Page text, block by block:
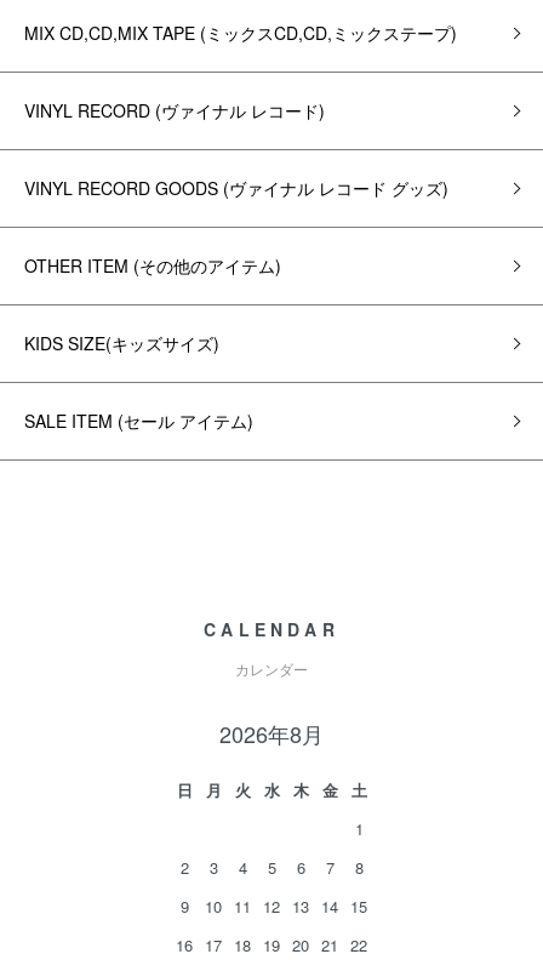
MIX CD,CD,MIX TAPE (ミックスCD,CD,ミックステープ)
VINYL RECORD (ヴァイナル レコード)
VINYL RECORD GOODS (ヴァイナル レコード グッズ)
OTHER ITEM (その他のアイテム)
KIDS SIZE(キッズサイズ)
SALE ITEM (セール アイテム)
CALENDAR
カレンダー
2026年8月
日 月 火 水 木 金
土
1
2
3 4 5 6 7
8
9
10 11 12 13 14 15
16 17 18 19 20 21
22